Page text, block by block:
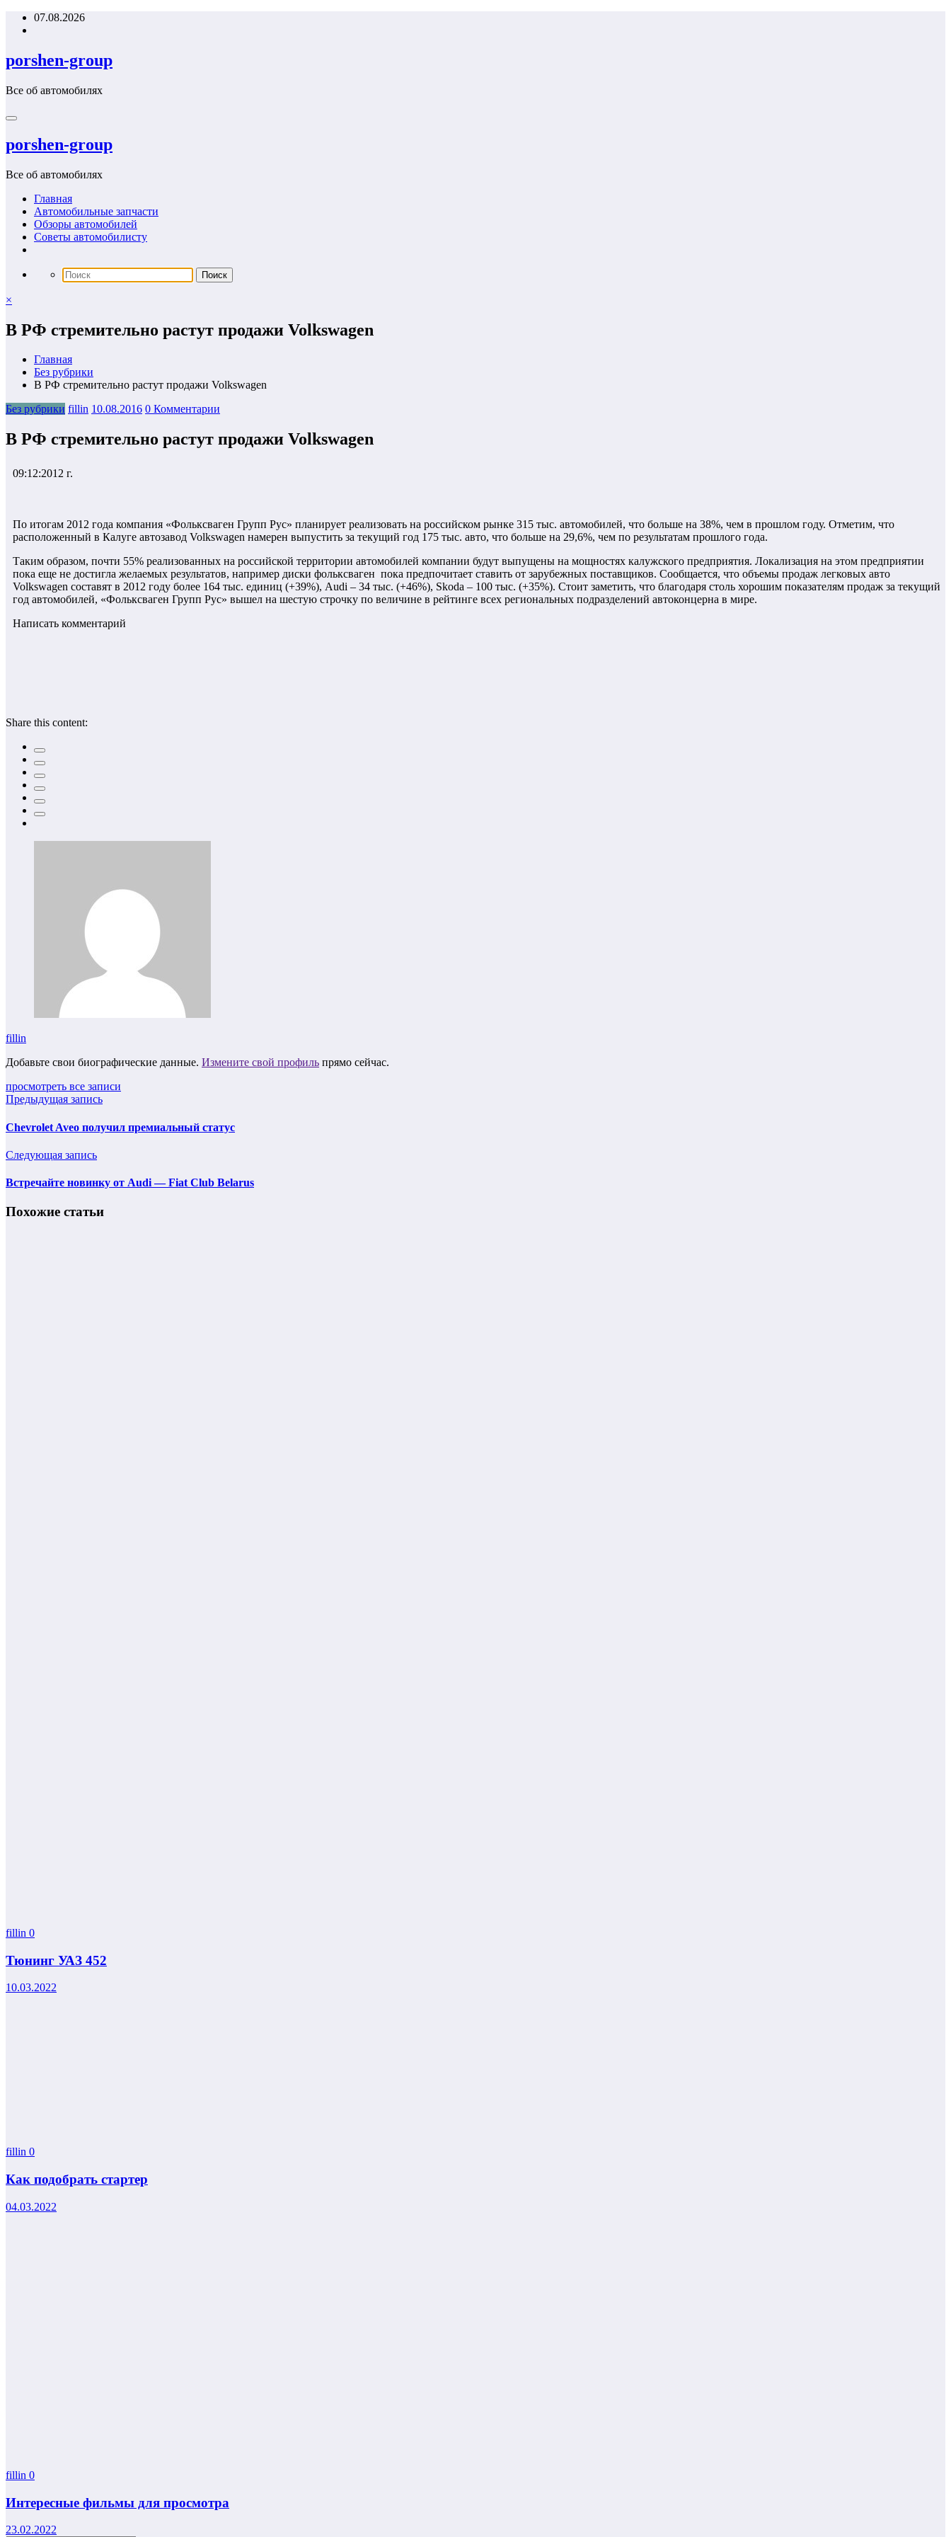
Перейти07.08.2026
porshen-group
Все об автомобилях
porshen-group
Все об автомобилях
Главная
Автомобильные запчасти
Обзоры автомобилей
Советы автомобилисту
×
В РФ стремительно растут продажи Volkswagen
Главная
Без рубрики
В РФ стремительно растут продажи Volkswagen
Без рубрики fillin 10.08.2016 0 Комментарии
В РФ стремительно растут продажи Volkswagen
09:12:2012 г.
По итогам 2012 года компания «Фольксваген Групп Рус» планирует реализовать на российском рынке 315 тыс. автомобилей, что больше на 38%, чем в прошлом году. Отметим, что
расположенный в Калуге автозавод Volkswagen намерен выпустить за текущий год 175 тыс. авто, что больше на 29,6%, чем по результатам прошлого года.
Таким образом, почти 55% реализованных на российской территории автомобилей компании будут выпущены на мощностях калужского предприятия. Локализация на этом предприятии
пока еще не достигла желаемых результатов, например диски фольксваген пока предпочитает ставить от зарубежных поставщиков. Сообщается, что объемы продаж легковых авто
Volkswagen составят в 2012 году более 164 тыс. единиц (+39%), Audi – 34 тыс. (+46%), Skoda – 100 тыс. (+35%). Стоит заметить, что благодаря столь хорошим показателям продаж за текущий
год автомобилей, «Фольксваген Групп Рус» вышел на шестую строчку по величине в рейтинге всех региональных подразделений автоконцерна в мире.
Написать комментарий
Share this content:
fillin
Добавьте свои биографические данные. Измените свой профиль прямо сейчас.
просмотреть все записи
Предыдущая запись
Chevrolet Aveo получил премиальный статус
Следующая запись
Встречайте новинку от Audi — Fiat Club Belarus
Похожие статьи
fillin 0
Тюнинг УАЗ 452
10.03.2022
fillin 0
Как подобрать стартер
04.03.2022
fillin 0
Интересные фильмы для просмотра
23.02.2022